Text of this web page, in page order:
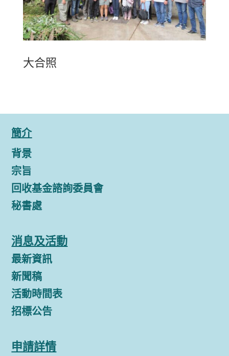
大合照
簡介
背景
宗旨
回收基金諮詢委員會
秘書處
消息及活動
最新資訊
新聞稿
活動時間表
招標公告
申請詳情